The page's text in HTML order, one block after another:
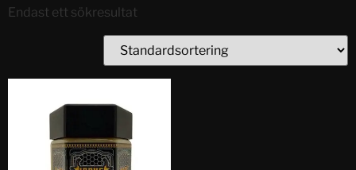
Endast ett sökresultat